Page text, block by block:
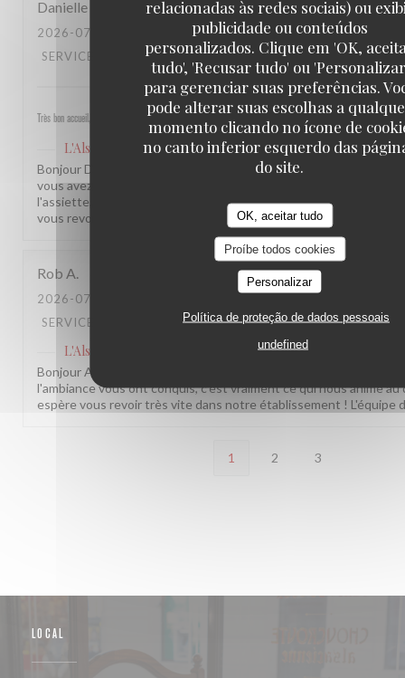
relacionadas às redes sociais) ou
publicidade ou conteúdos
personalizados. Clique em 'OK,
tudo', 'Recusar tudo' ou
para gerenciar suas preferências.
pode alterar suas escolhas a
momento clicando no ícone de
no canto inferior esquerdo das
do site.
OK, aceitar tudo
Proíbe todos cookies
Personalizar
Política de proteção de dados pessoais
undefined
Danielle
2026-07-31
- 12:30 - GUESTS 3
SERVICE
AMBIENCE: 5/5 MENU: 5/5 QUALITY_PRICE
Très bon accueil, service rapide et plats excellents
L'Alsace
has responded to the review
Bonjour Danielle, Merci pour ce beau retour, ça nous fait
vous avez passé un aussi bon moment dans notre
l'assiette, c'est exactement ce que nous cherchons à offrir
vous revoir très vite ! L'équipe de L'Alsace
Rob A
2026-07-24
SERVICE
AMBIENCE: 5/5 MENU: 5/5 QUALITY_PRICE
L'Alsace
has responded to the review
Bonjour Anderson, Merci pour ce beau retour ! Savoir que le
l'ambiance vous ont conquis, c'est vraiment ce qui nous anime
espère vous revoir très vite dans notre établissement ! L'équipe
1 2 3
LOCAL